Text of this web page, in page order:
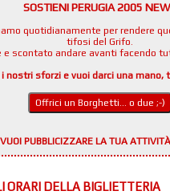
SOSTIENI PERUGIA 2005
quotidianamente per rendere
tifosi del Grifo.
e scontato andare avanti facendo
i nostri sforzi e vuoi darci una mano,
Offrici un Borghetti... o due ;-)
PUBBLICIZZARE LA TUA
ORARI DELLA BIGLIETTERIA